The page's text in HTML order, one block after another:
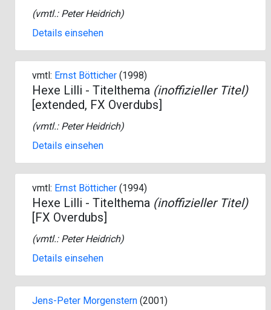
(vmtl.: Peter Heidrich)
Details einsehen
vmtl: Ernst Bötticher (1998)
Hexe Lilli - Titelthema (inoffizieller Titel)
[extended, FX Overdubs]
(vmtl.: Peter Heidrich)
Details einsehen
vmtl: Ernst Bötticher (1994)
Hexe Lilli - Titelthema (inoffizieller Titel)
[FX Overdubs]
(vmtl.: Peter Heidrich)
Details einsehen
Jens-Peter Morgenstern (2001)